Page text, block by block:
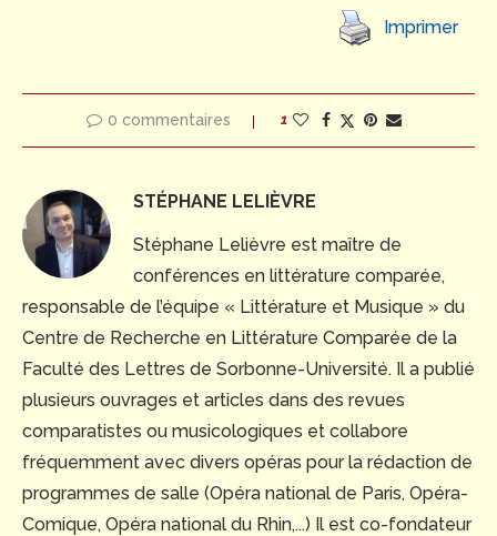
Imprimer
0 commentaires 1
STÉPHANE LELIÈVRE
Stéphane Lelièvre est maître de
conférences en littérature comparée,
responsable de l’équipe « Littérature et Musique » du
Centre de Recherche en Littérature Comparée de la
Faculté des Lettres de Sorbonne-Université. Il a publié
plusieurs ouvrages et articles dans des revues
comparatistes ou musicologiques et collabore
fréquemment avec divers opéras pour la rédaction de
programmes de salle (Opéra national de Paris, Opéra-
Comique, Opéra national du Rhin,...) Il est co-fondateur